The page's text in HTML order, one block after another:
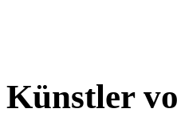
Künstler